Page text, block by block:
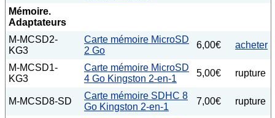
Mémoire.
Adaptateurs
M-MCSD2-
KG3
Carte mémoire MicroSD
2 Go
6,00€ acheter
M-MCSD1-
KG3
Carte mémoire MicroSD
4 Go Kingston 2-en-1
5,00€ rupture
M-MCSD8-SD
Carte mémoire SDHC 8
Go Kingston 2-en-1
7,00€ rupture